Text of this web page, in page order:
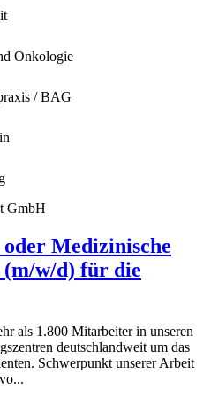
Onkologie
/ BAG
GmbH
Medizinische
(m/w/d) für die
als 1.800 Mitarbeiter in unseren
deutschlandweit um das
Schwerpunkt unserer Arbeit